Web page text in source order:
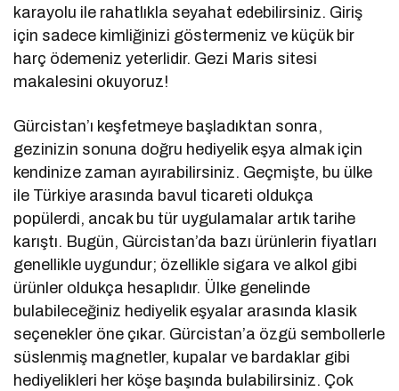
karayolu ile rahatlıkla seyahat edebilirsiniz. Giriş
için sadece kimliğinizi göstermeniz ve küçük bir
harç ödemeniz yeterlidir. Gezi Maris sitesi
makalesini okuyoruz!
Gürcistan’ı keşfetmeye başladıktan sonra,
gezinizin sonuna doğru hediyelik eşya almak için
kendinize zaman ayırabilirsiniz. Geçmişte, bu ülke
ile Türkiye arasında bavul ticareti oldukça
popülerdi, ancak bu tür uygulamalar artık tarihe
karıştı. Bugün, Gürcistan’da bazı ürünlerin fiyatları
genellikle uygundur; özellikle sigara ve alkol gibi
ürünler oldukça hesaplıdır. Ülke genelinde
bulabileceğiniz hediyelik eşyalar arasında klasik
seçenekler öne çıkar. Gürcistan’a özgü sembollerle
süslenmiş magnetler, kupalar ve bardaklar gibi
hediyelikleri her köşe başında bulabilirsiniz. Çok